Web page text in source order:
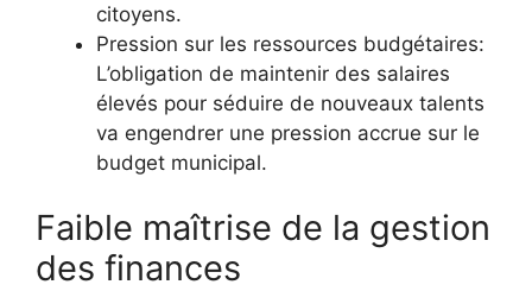
citoyens.
Pression sur les ressources budgétaires:
L’obligation de maintenir des salaires
élevés pour séduire de nouveaux talents
va engendrer une pression accrue sur le
budget municipal.
Faible maîtrise de la gestion
des finances